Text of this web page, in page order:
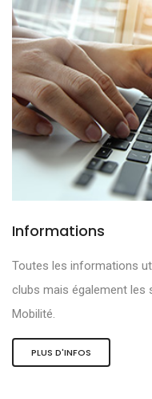
Informations
Toutes les informations
clubs mais également les
Mobilité.
PLUS D'INFOS